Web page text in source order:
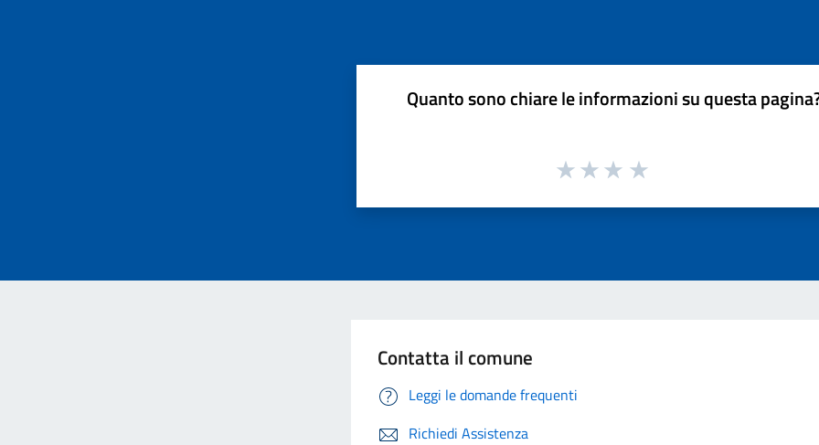
Quanto sono chiare le informazioni su questa
Contatta il comune
Leggi le domande frequenti
Richiedi Assistenza